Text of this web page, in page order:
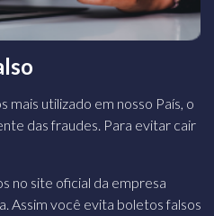
mais utilizado em nosso País, o
das fraudes. Para evitar cair
no site oficial da empresa
Assim você evita boletos falsos